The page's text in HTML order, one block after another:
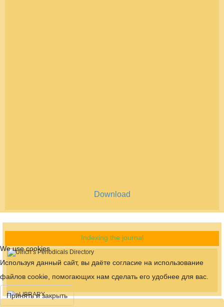
Download
Indexing the journal
We use cookies
Используя данный сайт, вы даёте согласие на использование
файлов cookie, помогающих нам сделать его удобнее для вас.
Принять и закрыть